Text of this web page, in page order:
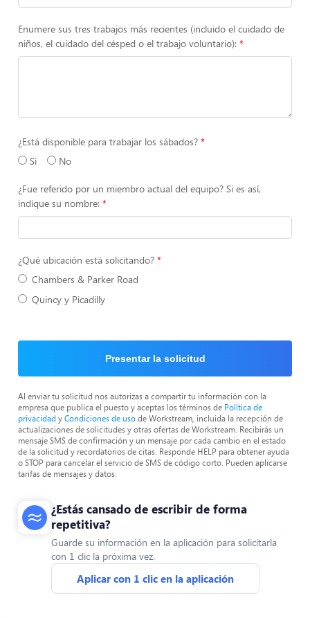
Enumere sus tres trabajos más recientes (incluido el cuidado de
niños, el cuidado del césped o el trabajo voluntario):
¿Está disponible para trabajar los sábados?
Sí
No
¿Fue referido por un miembro actual del equipo? Si es así,
indique su nombre:
¿Qué ubicación está solicitando?
Chambers & Parker Road
Quincy y Picadilly
Presentar la solicitud
Al enviar tu solicitud nos autorizas a compartir tu información con la
empresa que publica el puesto y aceptas los términos de Política de
privacidad yCondiciones de usode Workstream, incluida la recepción de
actualizaciones de solicitudes y otras ofertas de Workstream. Recibirás un
mensaje SMS de confirmación y un mensaje por cada cambio en el estado
de la solicitud y recordatorios de citas. Responde HELP para obtener ayuda
o STOP para cancelar el servicio de SMS de código corto. Pueden aplicarse
tarifas de mensajes y datos.
¿Estás cansado de escribir de forma
repetitiva?
Guarde su información en la aplicación para solicitarla
con 1 clic la próxima vez.
Aplicar con 1 clic en la aplicación